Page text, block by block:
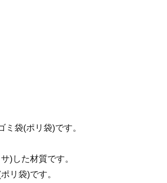
ミ袋(ポリ袋)です。
)した材質です。
リ袋)です。